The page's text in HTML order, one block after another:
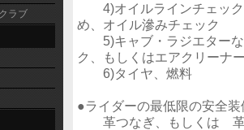
ラブ
4)オイルラインチェック
め、オイル滲みチェック
5)キャブ・ラジエターな
ク、もしくはエアクリーナ
6)タイヤ、燃料
●ライダーの最低限の安全装
革つなぎ、もしくは 革